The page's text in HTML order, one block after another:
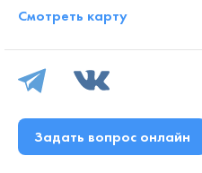
Смотреть карту
Задать вопрос онлайн